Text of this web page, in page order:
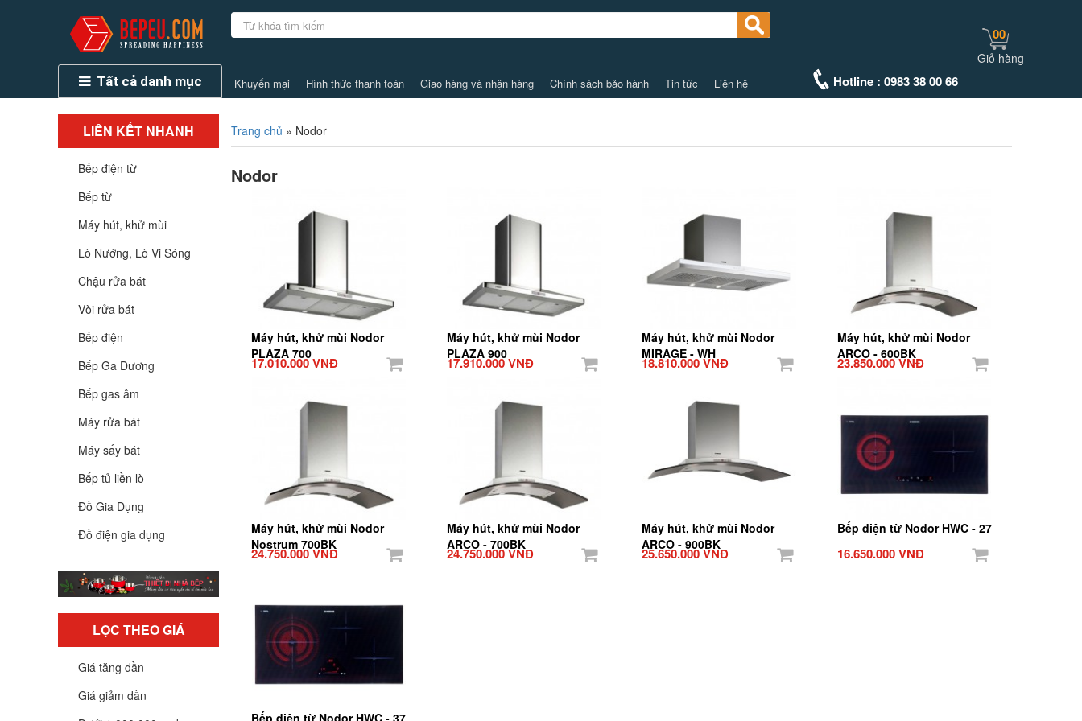
Tất cả danh mục Khuyến mại Hình thức thanh toán Giao hàng và nhận hàng Chính sách bảo hành Tin tức Liên hệ Hotline : 0983 38 00 66
00
Giỏ hàng
LIÊN KẾT NHANH
Bếp điện từ
Bếp từ
Máy hút, khử mùi
Lò Nướng, Lò Vi Sóng
Chậu rửa bát
Vòi rửa bát
Bếp điện
Bếp Ga Dương
Bếp gas âm
Máy rửa bát
Máy sấy bát
Bếp tủ liền lò
Đồ Gia Dụng
Đồ điện gia dụng
LỌC THEO GIÁ
Giá tăng dần
Giá giảm dần
Trang chủ » Nodor
Nodor
Máy hút, khử mùi Nodor
PLAZA 700
17.010.000 VNĐ
Máy hút, khử mùi Nodor
PLAZA 900
17.910.000 VNĐ
Máy hút, khử mùi Nodor
MIRAGE - WH
18.810.000 VNĐ
Máy hút, khử mùi Nodor
ARCO - 600BK
23.850.000 VNĐ
Máy hút, khử mùi Nodor
Nostrum 700BK
24.750.000 VNĐ
Máy hút, khử mùi Nodor
ARCO - 700BK
24.750.000 VNĐ
Máy hút, khử mùi Nodor
ARCO - 900BK
25.650.000 VNĐ
Bếp điện từ Nodor HWC - 27
16.650.000 VNĐ
Bếp điện từ Nodor HWC - 37